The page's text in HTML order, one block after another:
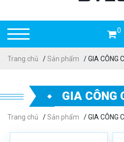
0
Trang chủ /Sản phẩm / GIA CÔNG
GIA CÔNG
Trang chủ /Sản phẩm / GIA CÔNG